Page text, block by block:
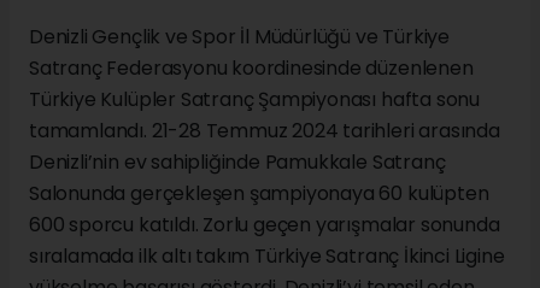
Denizli Gençlik ve Spor İl Müdürlüğü ve Türkiye
Satranç Federasyonu koordinesinde düzenlenen
Türkiye Kulüpler Satranç Şampiyonası hafta sonu
tamamlandı. 21-28 Temmuz 2024 tarihleri arasında
Denizli’nin ev sahipliğinde Pamukkale Satranç
Salonunda gerçekleşen şampiyonaya 60 kulüpten
600 sporcu katıldı. Zorlu geçen yarışmalar sonunda
sıralamada ilk altı takım Türkiye Satranç İkinci Ligine